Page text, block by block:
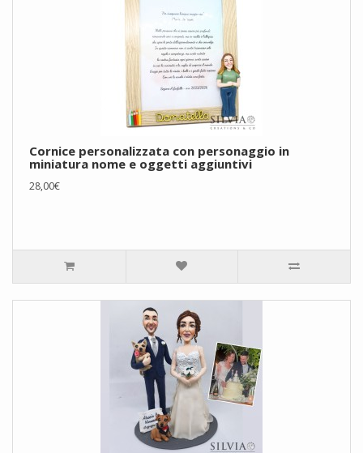
Cornice personalizzata con personaggio in
miniatura nome e oggetti aggiuntivi
28,00€